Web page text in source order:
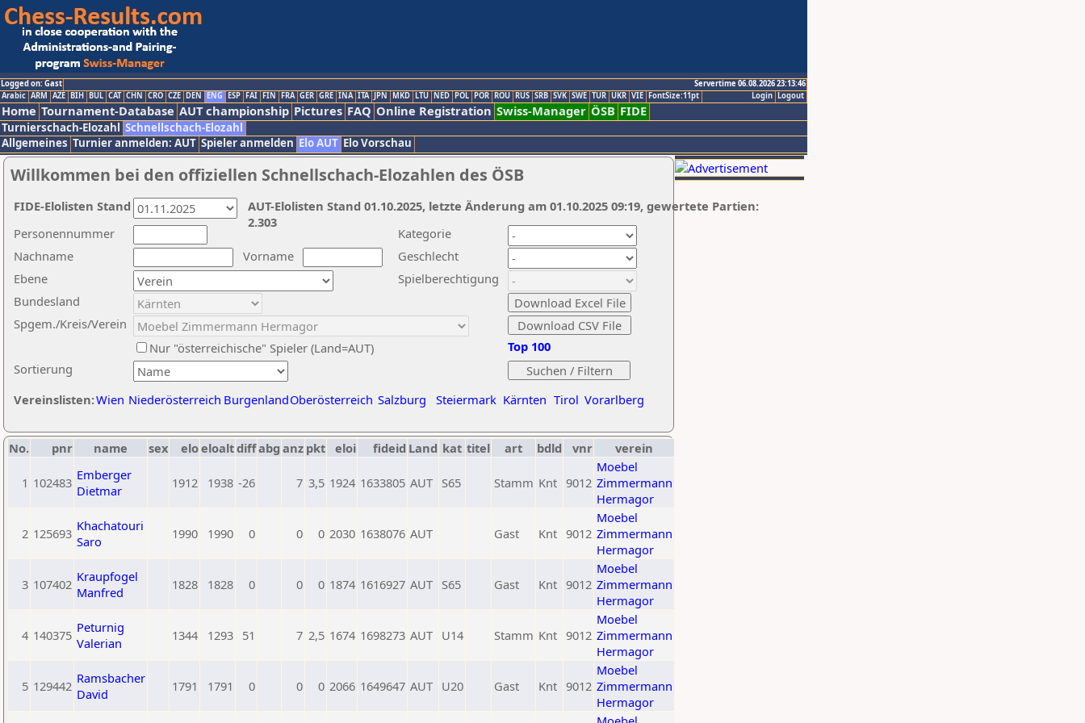
Logged on: Gast
Servertime 06.08.2026 23:13:46
Logout
Login
Arabic ARM AZE BIH BUL CAT CHN CRO CZE DEN ENG ESP FAI FIN FRA GER GRE INA ITA JPN MKD LTU NED POL POR ROU RUS SRB SVK SWE TUR UKR VIE FontSize:11pt
Home Tournament-Database AUT championship Pictures FAQ Online Registration Swiss-Manager ÖSB FIDE
Turnierschach-Elozahl Schnellschach-Elozahl
Allgemeines Turnier anmelden: AUT Spieler anmelden Elo AUT Elo Vorschau
Willkommen bei den offiziellen Schnellschach-Elozahlen des ÖSB
Nachname
Vorname
Ebene
Kategorie
Sortierung
Personennummer
Bundesland
Spgem./Kreis/Verein
Geschlecht
Nur "österreichische" Spieler (Land=AUT)
Spielberechtigung
Vereinslisten:Wien Niederösterreich BurgenlandOberösterreich Salzburg Steiermark Kärnten Tirol Vorarlberg
Top 100
AUT-Elolisten Stand 01.10.2025, letzte Änderung am 01.10.2025 09:19, gewertete Partien:
2.303
FIDE-Elolisten Stand
No. pnr name sex eloeloaltdiffabg anz pkt eloi fideid Land kat titel art bdld vnr verein
1 102483 Emberger
Dietmar
1912 1938 -26 7 3,5 1924 1633805 AUT S65 Stamm Knt 9012
Moebel
Zimmermann
Hermagor
2 125693 Khachatouri
Saro
1990 1990 0 0 0 2030 1638076 AUT Gast Knt 9012
Moebel
Zimmermann
Hermagor
3 107402 Kraupfogel
Manfred
1828 1828 0 0 0 1874 1616927 AUT S65 Gast Knt 9012
Moebel
Zimmermann
Hermagor
4 140375 Peturnig
Valerian
1344 1293 51 7 2,5 1674 1698273 AUT U14 Stamm Knt 9012
Moebel
Zimmermann
Hermagor
5 129442 Ramsbacher
David
1791 1791 0 0 0 2066 1649647 AUT U20 Gast Knt 9012
Moebel
Zimmermann
Hermagor